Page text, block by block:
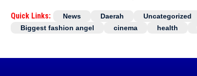
Quick Links: News Daerah Uncategorized
Biggest fashion angel
cinema health